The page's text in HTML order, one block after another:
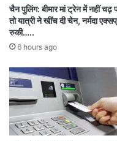
तहत दर्ज किया। मामले
पांच घंटे के भीतर ही
पूछताछ में आरोपी ने
बाद आगे की कार्रवाई
कर लिया है। मामले में
मारपीट के कारण
चैन पुलिंग: बीमार मां ट्रेन में नहीं चढ़
तो यात्री ने खींच दी चेन, नर्मदा
रुकी…..
6 hours ago